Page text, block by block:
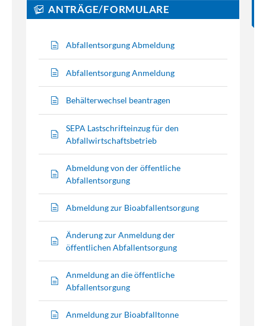
ANTRÄGE/FORMULARE
Abfallentsorgung Abmeldung
Abfallentsorgung Anmeldung
Behälterwechsel beantragen
SEPA Lastschrifteinzug für den
Abfallwirtschaftsbetrieb
Abmeldung von der öffentliche
Abfallentsorgung
Abmeldung zur Bioabfallentsorgung
Änderung zur Anmeldung der
öffentlichen Abfallentsorgung
Anmeldung an die öffentliche
Abfallentsorgung
Anmeldung zur Bioabfalltonne